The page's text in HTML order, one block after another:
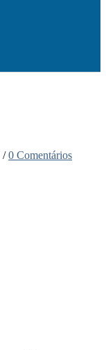
/0 Comentários